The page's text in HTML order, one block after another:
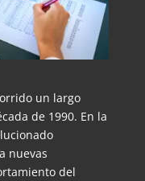
un largo
de 1990. En la
nuevas
del